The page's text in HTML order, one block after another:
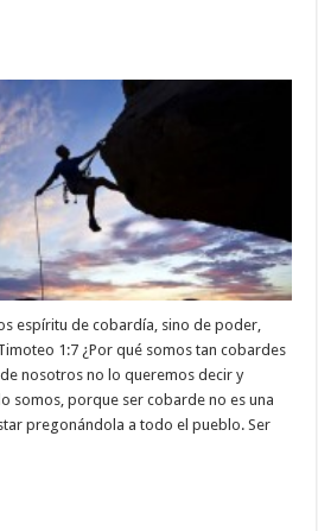
espíritu de cobardía, sino de poder,
1:7 ¿Por qué somos tan cobardes
nosotros no lo queremos decir y
somos, porque ser cobarde no es una
pregonándola a todo el pueblo. Ser